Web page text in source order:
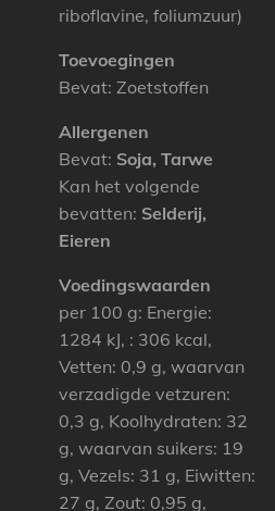
riboflavine, foliumzuur)
Toevoegingen
Bevat: Zoetstoffen
Allergenen
Bevat: Soja, Tarwe
Kan het volgende
bevatten: Selderij,
Eieren
Voedingswaarden
per 100 g: Energie:
1284 kJ, : 306 kcal,
Vetten: 0,9 g, waarvan
verzadigde vetzuren:
0,3 g, Koolhydraten: 32
g, waarvan suikers: 19
g, Vezels: 31 g, Eiwitten:
27 g, Zout: 0,95 g,